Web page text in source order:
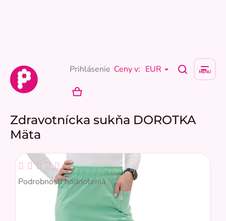
Ceny v: EUR
Prihlásenie
NÁKUPNÝ
Zdravotnícka sukňa DOROTKA
Mäta
Priemerné
hodnotenie
Podrobnosti hodnotenia